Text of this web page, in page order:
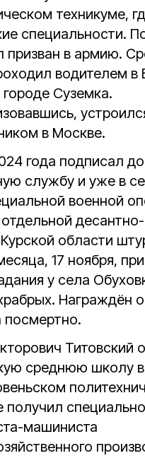
техникуме,
специальности.
призван в армию.
водителем в
Суземка.
в Москве.
года подписал
службу и уже в
военной
Курской области
17 ноября,
у села
Награждён
Титовский
среднюю школу в
получил
машиниста